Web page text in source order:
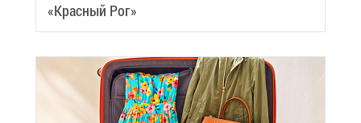
«Крас­ный Рог»